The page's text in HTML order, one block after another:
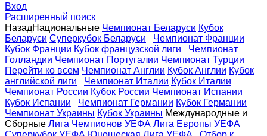
Вход
Расширенный поиск
НазадНациональные Чемпионат Беларуси Кубок
Беларуси Суперкубок Беларуси
Чемпионат Франции
Кубок Франции Кубок французской лиги
Чемпионат
Голландии Чемпионат Португалии Чемпионат Турции
Перейти ко всем Чемпионат Англии Кубок Англии Кубок
английской лиги
Чемпионат Италии Кубок Италии
Чемпионат России Кубок России Чемпионат Испании
Кубок Испании
Чемпионат Германии Кубок Германии
Чемпионат Украины Кубок Украины Международные и
Сборные Лига Чемпионов УЕФА Лига Eвропы УЕФА